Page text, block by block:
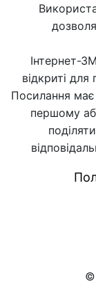
Інтернет-
відкриті
Посилання має
першому
©